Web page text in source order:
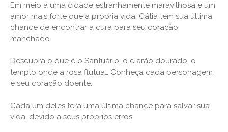
Em meio a uma cidade estranhamente maravilhosa e um
amor mais forte que a própria vida, Cátia tem sua última
chance de encontrar a cura para seu coração
manchado.
Descubra o que é o Santuário, o clarão dourado, o
templo onde a rosa flutua… Conheça cada personagem
e seu coração doente.
Cada um deles terá uma última chance para salvar sua
vida, devido a seus próprios erros.